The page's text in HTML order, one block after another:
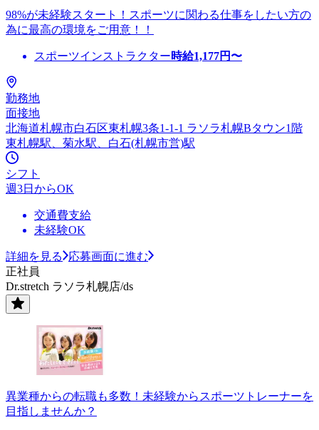
98%が未経験スタート！スポーツに関わる仕事をしたい方の
為に最高の環境をご用意！！
スポーツインストラクター時給1,177円〜
勤務地
面接地
北海道札幌市⽩⽯区東札幌3条1-1-1 ラソラ札幌Bタウン1階
東札幌駅、菊水駅、白石(札幌市営)駅
シフト
週3日からOK
交通費支給
未経験OK
詳細を見る
応募画面に進む
正社員
Dr.stretch ラソラ札幌店/ds
異業種からの転職も多数！未経験からスポーツトレーナーを
目指しませんか？